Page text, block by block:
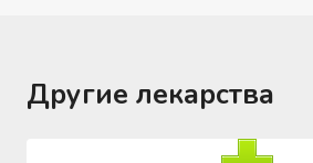
Другие лекарства